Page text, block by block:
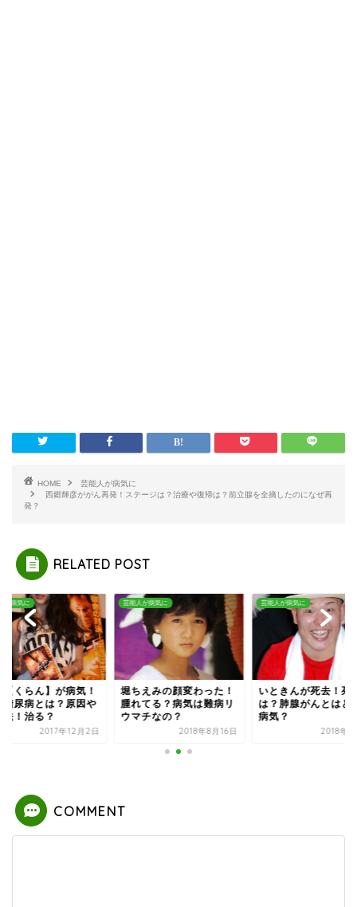
HOME
芸能人が病気に
西郷輝彦ががん再発！ステージは？治療や復帰は？前立腺を全摘したのになぜ再
発？
RELATED POST
が病気に
えみの顔変わった！
てる？病気は難病リ
チなの？
2018年8月16日
芸能人が病気に
いときんが死去！死因
は？肺腺がんとはどんな
病気？
2018年2月1日
芸能人が病気に
紅蘭【くらん】が病
２型糖尿病とは？原
治療法！治る？
2017年12
COMMENT